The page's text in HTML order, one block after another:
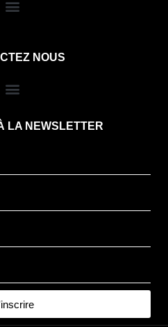
NOUS
LA NEWSLETTER